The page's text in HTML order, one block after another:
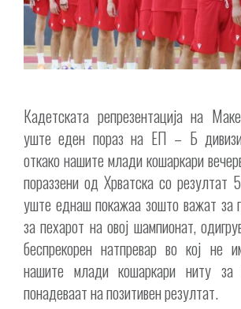
Кадетската репрезентација на
уште еден пораз на ЕП – Б
откако нашите млади кошаркари
пораззени од Хрватска со резултат
уште еднаш покажаа зошто важат за
за пехарот на овој шампионат,
беспрекорен натпревар во кој не
нашите млади кошаркари ниту
понадеваат на позитивен резултат.